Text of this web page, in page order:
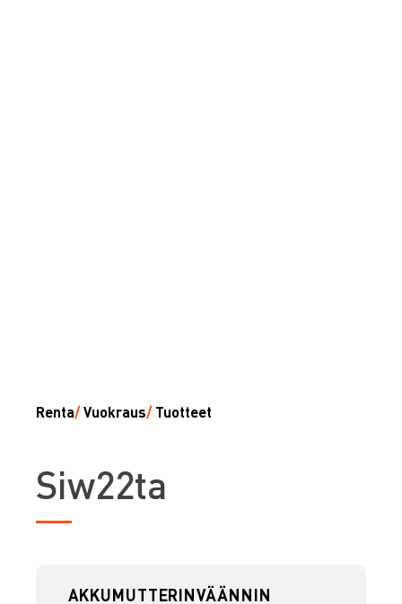
Renta/Vuokraus/ Tuotteet
Siw22ta
AKKUMUTTERINVÄÄNNIN